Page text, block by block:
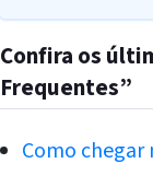
Confira os
Frequentes”
Como chegar